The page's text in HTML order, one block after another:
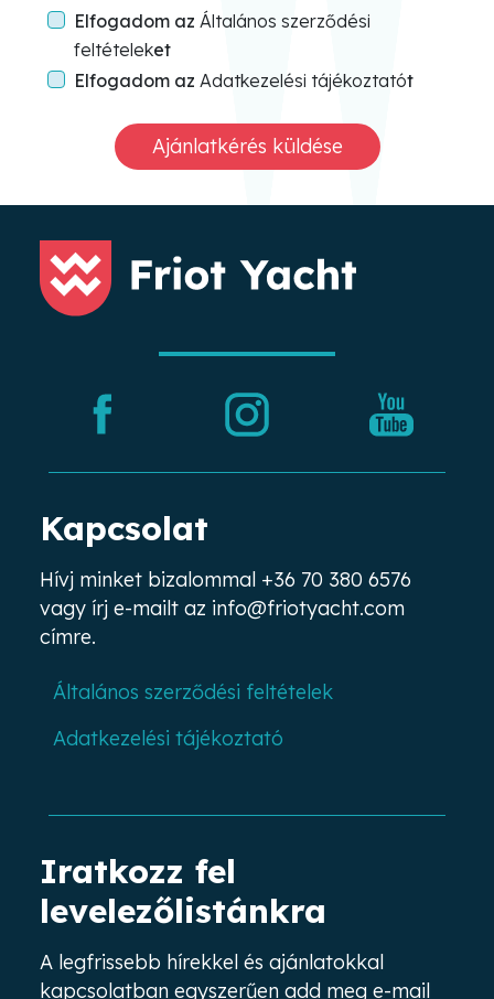
Elfogadom azÁltalános szerződési
feltételeket
Elfogadom azAdatkezelési tájékoztatót
Ajánlatkérés küldése
Kapcsolat
Hívj minket bizalommal +36 70 380 6576
vagy írj e-mailt az info@friotyacht.com
címre.
Általános szerződési feltételek
Adatkezelési tájékoztató
Iratkozz fel
levelezőlistánkra
A legfrissebb hírekkel és ajánlatokkal
kapcsolatban egyszerűen add meg e-mail